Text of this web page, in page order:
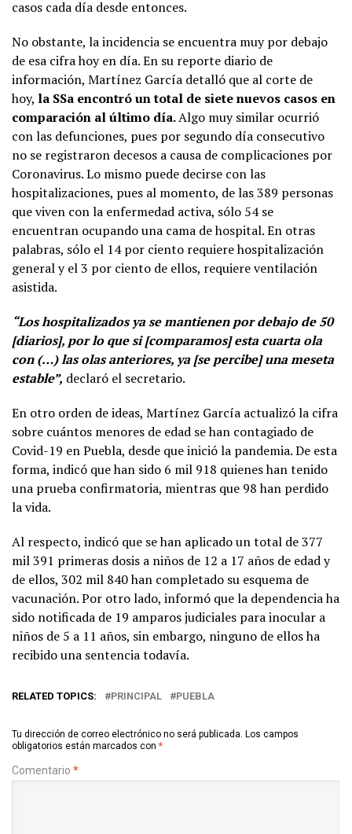
casos cada día desde entonces.
No obstante, la incidencia se encuentra muy por debajo
de esa cifra hoy en día. En su reporte diario de
información, Martínez García detalló que al corte de
hoy, la SSa encontró un total de siete nuevos casos en
comparación al último día.Algo muy similar ocurrió
con las defunciones, pues por segundo día consecutivo
no se registraron decesos a causa de complicaciones por
Coronavirus. Lo mismo puede decirse con las
hospitalizaciones, pues al momento, de las 389 personas
que viven con la enfermedad activa, sólo 54 se
encuentran ocupando una cama de hospital. En otras
palabras, sólo el 14 por ciento requiere hospitalización
general y el 3 por ciento de ellos, requiere ventilación
asistida.
“Los hospitalizados ya se mantienen por debajo de 50
[diarios], por lo que si [comparamos] esta cuarta ola
con (…) las olas anteriores, ya [se percibe] una meseta
estable”, declaró el secretario.
En otro orden de ideas, Martínez García actualizó la cifra
sobre cuántos menores de edad se han contagiado de
Covid-19 en Puebla, desde que inició la pandemia. De esta
forma, indicó que han sido 6 mil 918 quienes han tenido
una prueba confirmatoria, mientras que 98 han perdido
la vida.
Al respecto, indicó que se han aplicado un total de 377
mil 391 primeras dosis a niños de 12 a 17 años de edad y
de ellos, 302 mil 840 han completado su esquema de
vacunación. Por otro lado, informó que la dependencia ha
sido notificada de 19 amparos judiciales para inocular a
niños de 5 a 11 años, sin embargo, ninguno de ellos ha
recibido una sentencia todavía.
RELATED TOPICS: PRINCIPAL PUEBLA
Tu dirección de correo electrónico no será publicada. Los campos
obligatorios están marcados con *
Comentario *